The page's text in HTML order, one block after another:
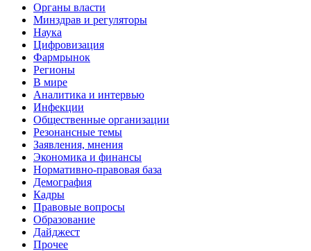
Органы власти
Минздрав и регуляторы
Наука
Цифровизация
Фармрынок
Регионы
В мире
Аналитика и интервью
Инфекции
Общественные организации
Резонансные темы
Заявления, мнения
Экономика и финансы
Нормативно-правовая база
Демография
Кадры
Правовые вопросы
Образование
Дайджест
Прочее